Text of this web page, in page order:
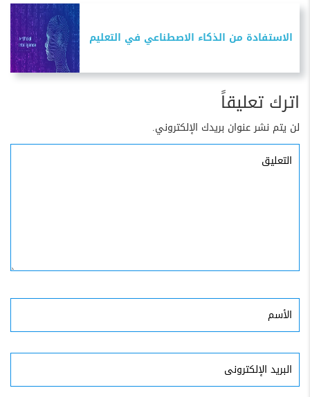
الاستفادة من الذكاء الاصطناعي في التعليم
اترك تعليقاً
لن يتم نشر عنوان بريدك الإلكتروني.
التعليق
الأسم
البريد
الإلكترونى